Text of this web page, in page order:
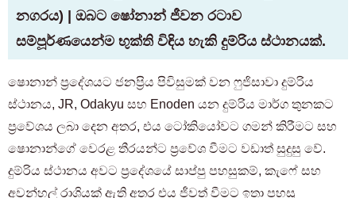
නගරය) | ඔබට ෂෝනාන් ජීවන රටාව
සම්පූර්ණයෙන්ම භුක්ති විඳිය හැකි දුම්රිය ස්ථානයක්.
ෂොනාන් ප්‍රදේශයට ජනප්‍රිය පිවිසුමක් වන ෆුජිසාවා දුම්රිය
ස්ථානය, JR, Odakyu සහ Enoden යන දුම්රිය මාර්ග තුනකට
ප්‍රවේශය ලබා දෙන අතර, එය ටෝකියෝවට ගමන් කිරීමට සහ
ෂොනාන්ගේ වෙරළ තීරයන්ට ප්‍රවේශ වීමට වඩාත් සුදුසු වේ.
දුම්රිය ස්ථානය අවට ප්‍රදේශයේ සාප්පු පහසුකම්, කැෆේ සහ
අවන්හල් රාශියක් ඇති අතර එය ජීවත් වීමට ඉතා පහසු
කාමරයක් සොයන පාරිභෝගිකයින් සඳහා
03-6712-4346